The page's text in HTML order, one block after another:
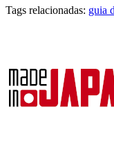
Tags relacionadas: guia